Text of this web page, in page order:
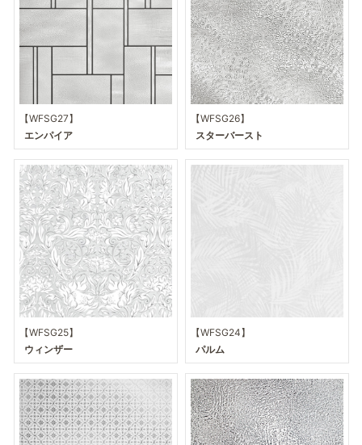
【WFSG27】
エンパイア
【WFSG26】
スターバースト
【WFSG25】
ウィンザー
【WFSG24】
パルム